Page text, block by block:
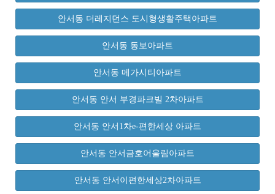
안서동 더레지던스 도시형생활주택아파트
안서동 동보아파트
안서동 메가시티아파트
안서동 안서 부경파크빌 2차아파트
안서동 안서1차e-편한세상 아파트
안서동 안서금호어울림아파트
안서동 안서이편한세상2차아파트